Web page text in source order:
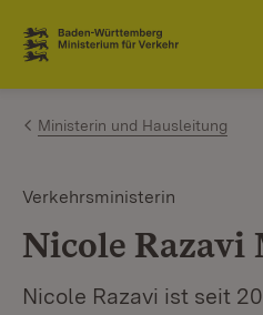
Zum Inhalt springen
Link zur Startseite
Ministerin und Hausleitung
Verkehrsministerin
Nicole Razavi
Nicole Razavi ist seit